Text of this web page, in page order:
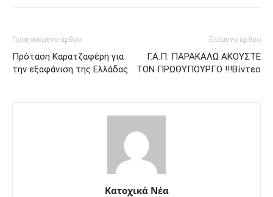
Προηγούμενο άρθρο
Πρόταση Καρατζαφέρη για
την εξαφάνιση της Ελλάδας
Επόμενο άρθρο
Γ.Α.Π: ΠΑΡΑΚΑΛΩ ΑΚΟΥΣΤΕ
ΤΟΝ ΠΡΩΘΥΠΟΥΡΓΟ !!!Βίντεο
Κατοχικά Νέα